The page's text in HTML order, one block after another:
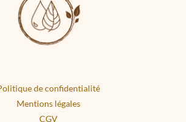
de confidentialité
Mentions légales
CGV